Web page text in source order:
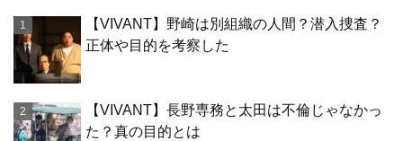
【VIVANT】野崎は別組織の人間？潜入捜査？
正体や目的を考察した
【VIVANT】長野専務と太田は不倫じゃなかっ
た？真の目的とは